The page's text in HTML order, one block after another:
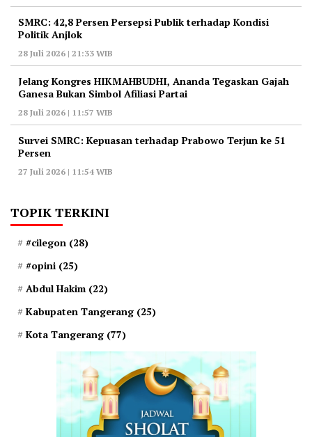
‎SMRC: 42,8 Persen Persepsi Publik terhadap Kondisi
Politik Anjlok
28 Juli 2026 | 21:33 WIB
‎Jelang Kongres HIKMAHBUDHI, Ananda Tegaskan Gajah
Ganesa Bukan Simbol Afiliasi Partai
28 Juli 2026 | 11:57 WIB
‎Survei SMRC: Kepuasan terhadap Prabowo Terjun ke 51
Persen
27 Juli 2026 | 11:54 WIB
TOPIK TERKINI
#cilegon (28)
#opini (25)
Abdul Hakim (22)
Kabupaten Tangerang (25)
Kota Tangerang (77)